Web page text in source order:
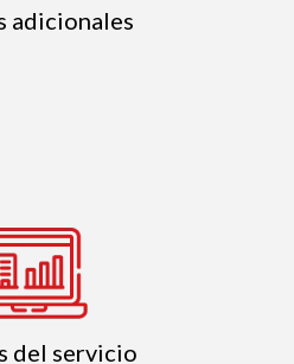
adicionales
del servicio